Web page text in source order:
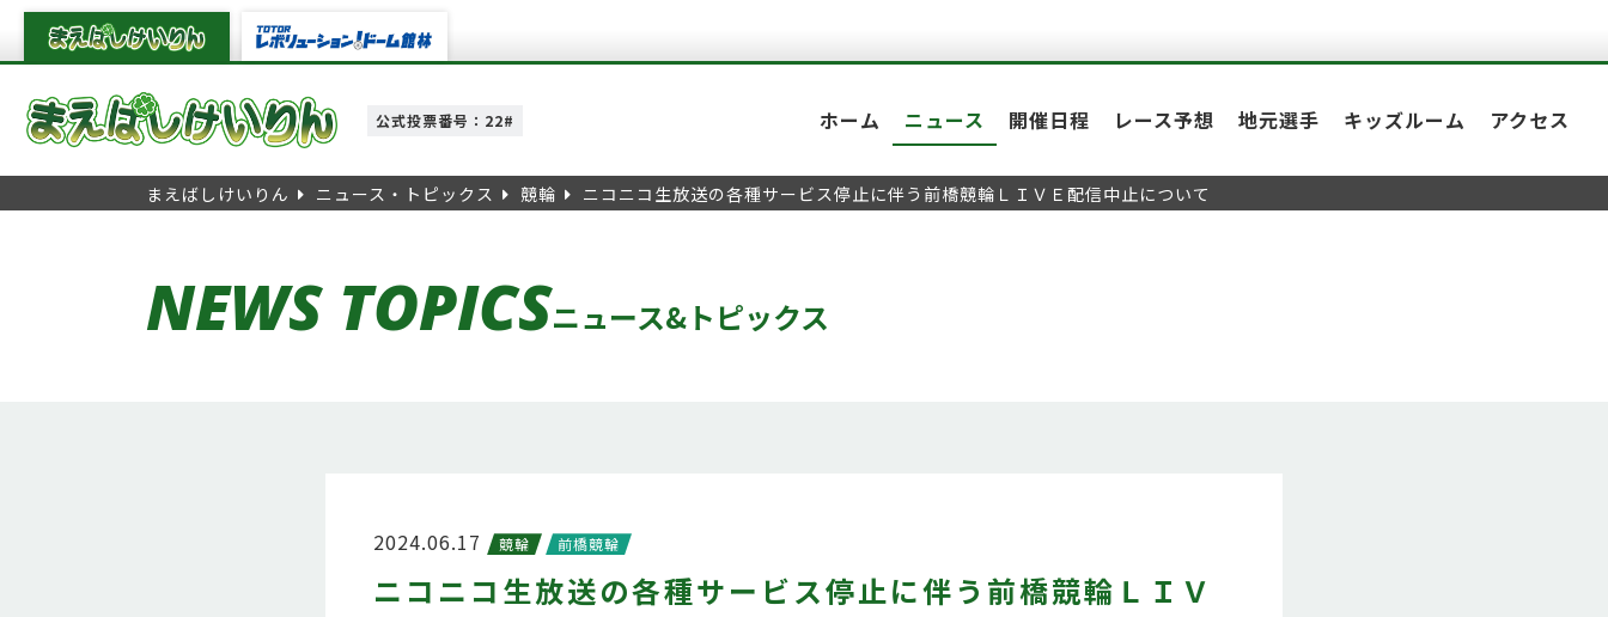
公式投票番号：22# ホーム ニュース 開催日程 レース予想 地元選手 キッズルーム アクセス
まえばしけいりん ニュース・トピックス 競輪 ニコニコ生放送の各種サービス停止に伴う前橋競輪ＬＩＶＥ配信中止について
NEWS TOPICSニュース&トピックス
2024.06.17 競輪 前橋競輪
ニコニコ生放送の各種サービス停止に伴う前橋競輪ＬＩＶ